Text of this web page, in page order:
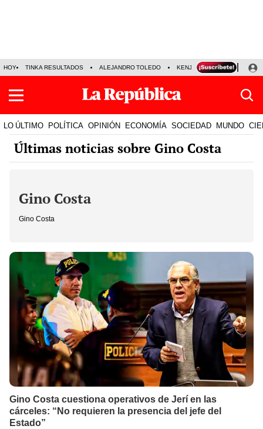
HOY TINKA RESULTADOS ALEJANDRO TOLEDO KENJI FUJIMORI
LO ÚLTIMO POLÍTICA OPINIÓN ECONOMÍA SOCIEDAD MUNDO
Últimas noticias sobre Gino Costa
Gino Costa
Gino Costa
Gino Costa cuestiona operativos de Jerí en las
cárceles: “No requieren la presencia del jefe del
Estado”